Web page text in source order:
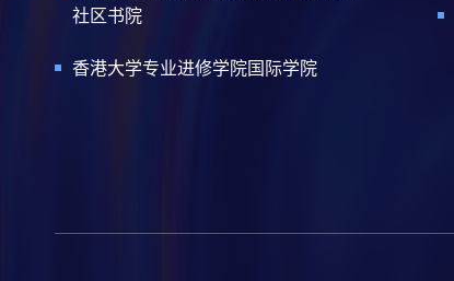
社区书院
香港大学专业进修学院国际学院